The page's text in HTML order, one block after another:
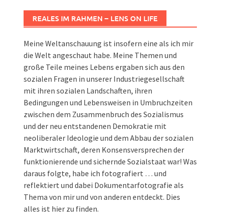
REALES IM RAHMEN – LENS ON LIFE
Meine Weltanschauung ist insofern eine als ich mir
die Welt angeschaut habe. Meine Themen und
große Teile meines Lebens ergaben sich aus den
sozialen Fragen in unserer Industriegesellschaft
mit ihren sozialen Landschaften, ihren
Bedingungen und Lebensweisen in Umbruchzeiten
zwischen dem Zusammenbruch des Sozialismus
und der neu entstandenen Demokratie mit
neoliberaler Ideologie und dem Abbau der sozialen
Marktwirtschaft, deren Konsensversprechen der
funktionierende und sichernde Sozialstaat war! Was
daraus folgte, habe ich fotografiert … und
reflektiert und dabei Dokumentarfotografie als
Thema von mir und von anderen entdeckt. Dies
alles ist hier zu finden.